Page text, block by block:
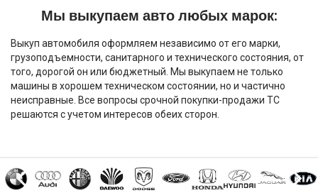
Мы выкупаем авто любых марок:
Выкуп автомобиля оформляем независимо от его марки,
грузоподъемности, санитарного и технического состояния, от
того, дорогой он или бюджетный. Мы выкупаем не только
машины в хорошем техническом состоянии, но и частично
неисправные. Все вопросы срочной покупки-продажи ТС
решаются с учетом интересов обеих сторон.